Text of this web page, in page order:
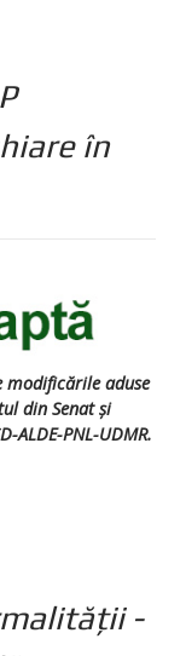
în
modificările aduse
din Senat și
PNL-UDMR.
-